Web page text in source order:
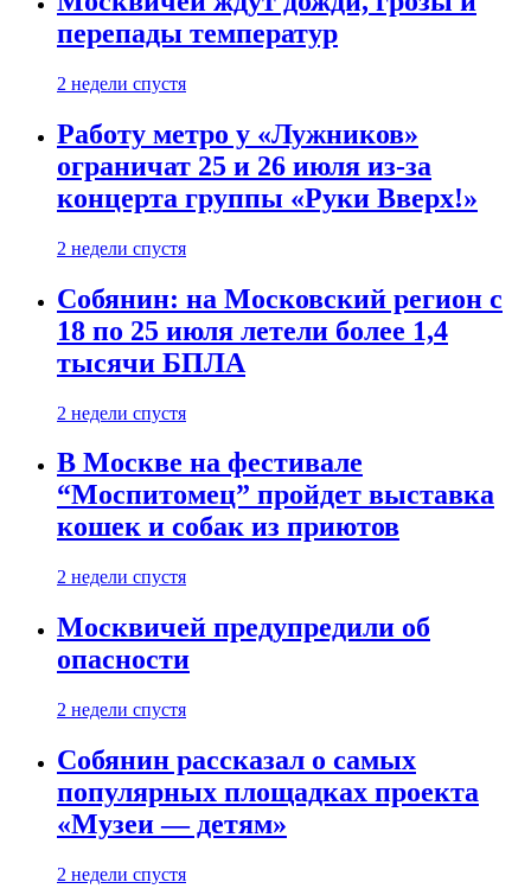
перепады температур
2 недели спустя
Работу метро у «Лужников»
ограничат 25 и 26 июля из-за
концерта группы «Руки Вверх!»
2 недели спустя
Собянин: на Московский регион с
18 по 25 июля летели более 1,4
тысячи БПЛА
2 недели спустя
В Москве на фестивале
“Моспитомец” пройдет выставка
кошек и собак из приютов
2 недели спустя
Москвичей предупредили об
опасности
2 недели спустя
Собянин рассказал о самых
популярных площадках проекта
«Музеи — детям»
2 недели спустя